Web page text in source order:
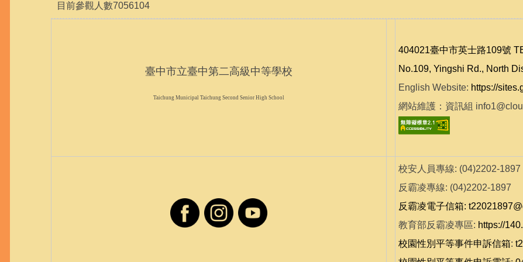
目前參觀人數7056104
臺中市立臺中第二高級中等學校
Taichung Municipal Taichung Second Senior High School
404021臺中市英士路109號
No.109, Yingshi Rd., North
English Website: https://
網站維護：資訊組
校安人員專線: (04)2202-1897
反霸凌專線: (04)2202-1897
反霸凌電子信箱:
教育部反霸凌專區: https://
校園性別平等事件申訴信箱: